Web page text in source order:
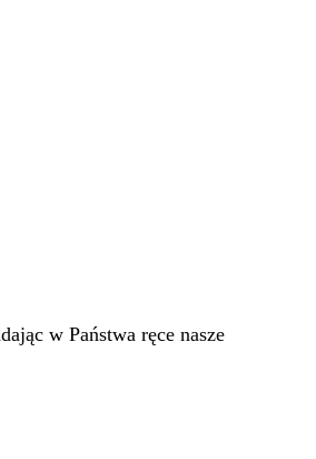
w Państwa ręce nasze